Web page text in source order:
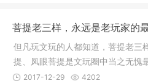
菩提老三样，永远是老玩家的
但凡玩文玩的人都知道，菩提老三
提、凤眼菩提是文玩圈中当之无愧
玩圈内如
2017-12-29 4202